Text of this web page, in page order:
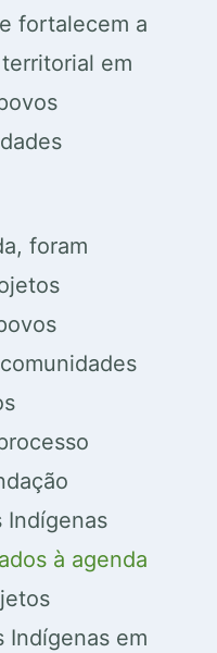
fortalecem a
em
foram
Indígenas
à agenda
Indígenas em